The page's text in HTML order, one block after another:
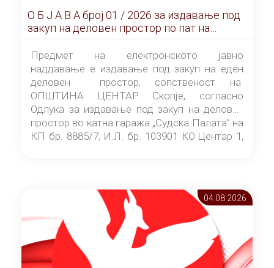
О Б Ј А В А брoj 01 / 2026 за издавање под
закуп на деловен простор по пат на
ЕЛЕКТРОНСКО ЈАВНО НАДДАВАЊЕ
Предмет на електронското јавно
наддавање е издавање под закуп на еден
деловен простор, сопственост на
ОПШТИНА ЦЕНТАР Скопје, согласно
Одлука за издавање под закуп на деловен
простор во катна гаража „Судска Палата” на
КП бр. 8885/7, И.Л. бр. 103901 КО Центар 1,
Скопје” број 9/2026), за времетраење од 3
(три) години од денот на потпишувањето на
Договорот за закуп со најповолниот
понудувач.
04.08 2026